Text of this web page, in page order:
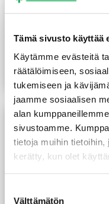
Tämä sivusto käyttää
Käytämme evästeitä
räätälöimiseen,
tukemiseen ja
jaamme sosiaalisen
alan
sivustoamme.
tietoja muihin tietoihin,
kerätty, kun olet
Välttämätön
Höylätty tammi
12x95x2450 mm
43,50€/kpl(17,76 €/m)
Lue lisää